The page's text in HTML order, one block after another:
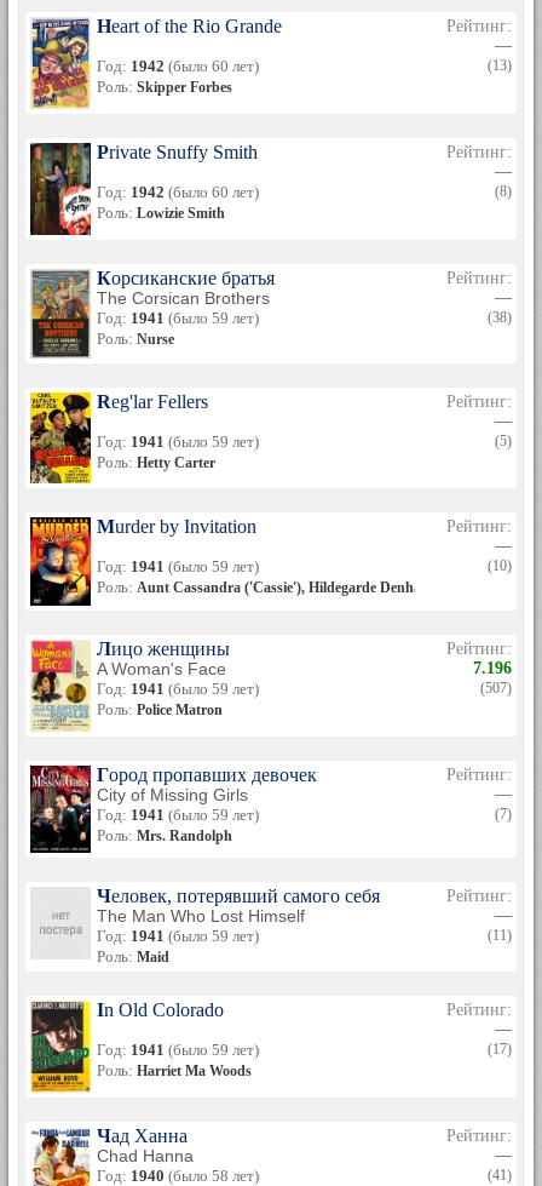
Heart of the Rio Grande
Год: 1942 (было 60 лет)
Роль: Skipper Forbes
Рейтинг:
—
(13)
Private Snuffy Smith
Год: 1942 (было 60 лет)
Роль: Lowizie Smith
Рейтинг:
—
(8)
Корсиканские братья
The Corsican Brothers
Год: 1941 (было 59 лет)
Роль: Nurse
Рейтинг:
—
(38)
Reg'lar Fellers
Год: 1941 (было 59 лет)
Роль: Hetty Carter
Рейтинг:
—
(5)
Murder by Invitation
Год: 1941 (было 59 лет)
Роль: Aunt Cassandra ('Cassie'), Hildegarde Denham
Рейтинг:
—
(10)
Лицо женщины
A Woman's Face
Год: 1941 (было 59 лет)
Роль: Police Matron
Рейтинг:
7.196
(507)
Город пропавших девочек
City of Missing Girls
Год: 1941 (было 59 лет)
Роль: Mrs. Randolph
Рейтинг:
—
(7)
Человек, потерявший самого себя
The Man Who Lost Himself
Год: 1941 (было 59 лет)
Роль: Maid
Рейтинг:
—
(11)
In Old Colorado
Год: 1941 (было 59 лет)
Роль: Harriet Ma Woods
Рейтинг:
—
(17)
Чад Ханна
Chad Hanna
Год: 1940 (было 58 лет)
Рейтинг:
—
(41)